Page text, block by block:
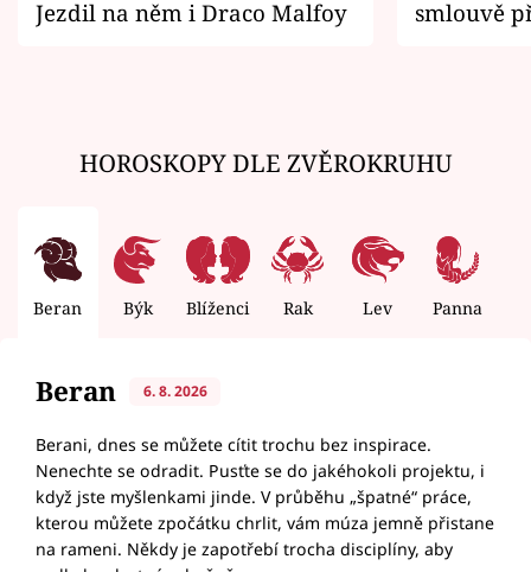
Jezdil na něm i Draco Malfoy
smlouvě
HOROSKOPY DLE ZVĚROKRUHU
Beran Býk Blíženci Rak Lev Panna
Beran 6. 8. 2026
Berani, dnes se můžete cítit trochu bez inspirace.
Nenechte se odradit. Pusťte se do jakéhokoli projektu, i
když jste myšlenkami jinde. V průběhu „špatné“ práce,
kterou můžete zpočátku chrlit, vám múza jemně přistane
na rameni. Někdy je zapotřebí trocha disciplíny, aby